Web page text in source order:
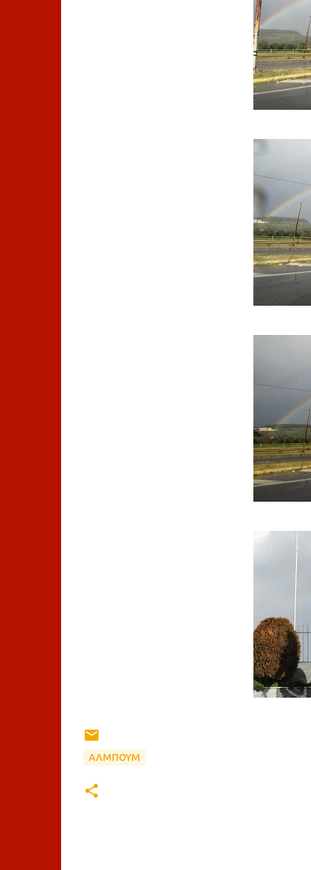
ΑΛΜΠΟΥΜ